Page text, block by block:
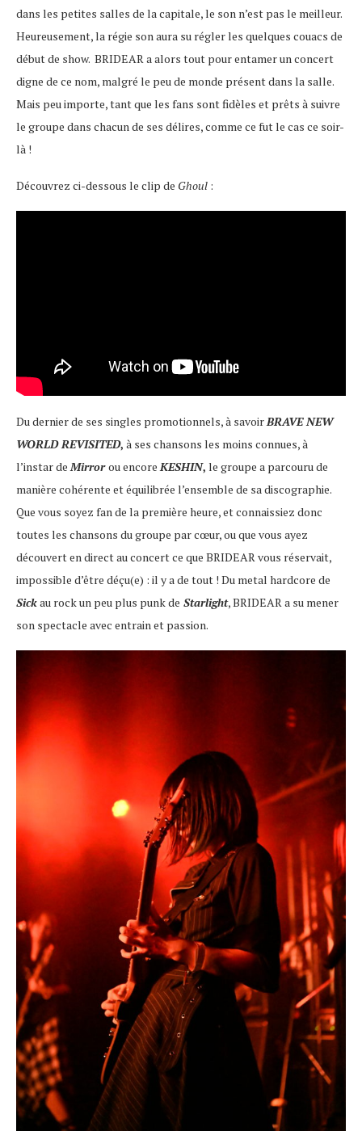
dans les petites salles de la capitale, le son n’est pas le meilleur.
Heureusement, la régie son aura su régler les quelques couacs de
début de show. BRIDEAR a alors tout pour entamer un concert
digne de ce nom, malgré le peu de monde présent dans la salle.
Mais peu importe, tant que les fans sont fidèles et prêts à suivre
le groupe dans chacun de ses délires, comme ce fut le cas ce soir-
là !
Découvrez ci-dessous le clip de Ghoul :
Du dernier de ses singles promotionnels, à savoir BRAVE NEW
WORLD REVISITED, à ses chansons les moins connues, à
l’instar de Mirrorou encore KESHIN, le groupe a parcouru de
manière cohérente et équilibrée l’ensemble de sa discographie.
Que vous soyez fan de la première heure, et connaissiez donc
toutes les chansons du groupe par cœur, ou que vous ayez
découvert en direct au concert ce que BRIDEAR vous réservait,
impossible d’être déçu(e) : il y a de tout ! Du metal hardcore de
Sickau rock un peu plus punk de Starlight, BRIDEAR a su mener
son spectacle avec entrain et passion.